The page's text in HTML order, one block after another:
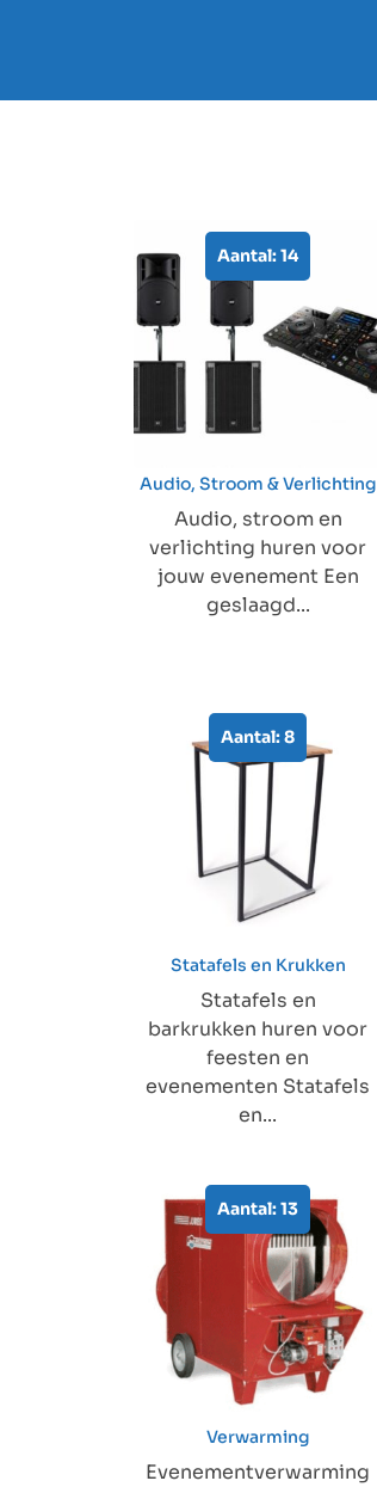
Aantal: 14
Audio, Stroom & Verlichting
Audio, stroom en
verlichting huren voor
jouw evenement Een
geslaagd...
Aantal: 8
Statafels en Krukken
Statafels en
barkrukken huren voor
feesten en
evenementen Statafels
en...
Aantal: 13
Verwarming
Evenementverwarming